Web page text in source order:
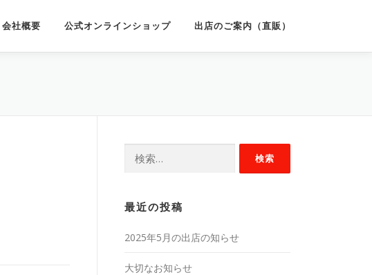
会社概要 公式オンラインショップ 出店のご案内（直販）
最近の投稿
2025年5月の出店の知らせ
大切なお知らせ